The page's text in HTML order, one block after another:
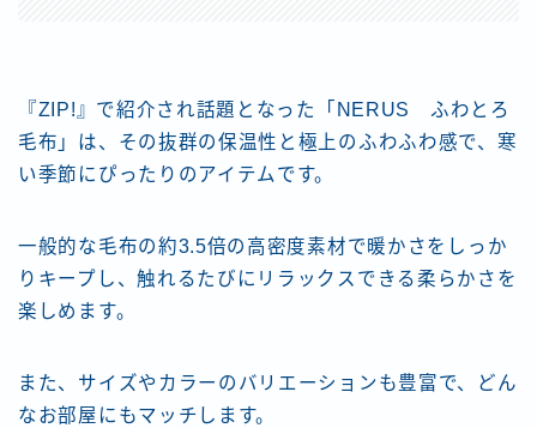
『ZIP!』で紹介され話題となった「NERUS ふわとろ
毛布」は、その抜群の保温性と極上のふわふわ感で、寒
い季節にぴったりのアイテムです。
一般的な毛布の約3.5倍の高密度素材で暖かさをしっか
りキープし、触れるたびにリラックスできる柔らかさを
楽しめます。
また、サイズやカラーのバリエーションも豊富で、どん
なお部屋にもマッチします。